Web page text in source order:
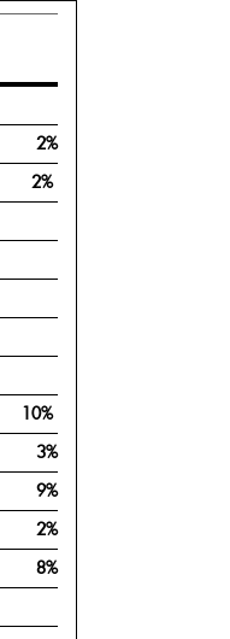
2%
2%
10%
3%
9%
2%
8%
6664